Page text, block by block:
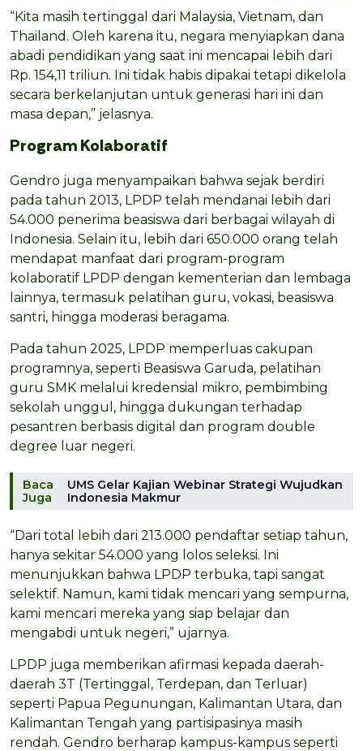
“Kita masih tertinggal dari Malaysia, Vietnam, dan
Thailand. Oleh karena itu, negara menyiapkan dana
abadi pendidikan yang saat ini mencapai lebih dari
Rp. 154,11 triliun. Ini tidak habis dipakai tetapi dikelola
secara berkelanjutan untuk generasi hari ini dan
masa depan,” jelasnya.
Program Kolaboratif
Gendro juga menyampaikan bahwa sejak berdiri
pada tahun 2013, LPDP telah mendanai lebih dari
54.000 penerima beasiswa dari berbagai wilayah di
Indonesia. Selain itu, lebih dari 650.000 orang telah
mendapat manfaat dari program-program
kolaboratif LPDP dengan kementerian dan lembaga
lainnya, termasuk pelatihan guru, vokasi, beasiswa
santri, hingga moderasi beragama.
Pada tahun 2025, LPDP memperluas cakupan
programnya, seperti Beasiswa Garuda, pelatihan
guru SMK melalui kredensial mikro, pembimbing
sekolah unggul, hingga dukungan terhadap
pesantren berbasis digital dan program double
degree luar negeri.
Baca
Juga
UMS Gelar Kajian Webinar Strategi Wujudkan
Indonesia Makmur
“Dari total lebih dari 213.000 pendaftar setiap tahun,
hanya sekitar 54.000 yang lolos seleksi. Ini
menunjukkan bahwa LPDP terbuka, tapi sangat
selektif. Namun, kami tidak mencari yang sempurna,
kami mencari mereka yang siap belajar dan
mengabdi untuk negeri,” ujarnya.
LPDP juga memberikan afirmasi kepada daerah-
daerah 3T (Tertinggal, Terdepan, dan Terluar)
seperti Papua Pegunungan, Kalimantan Utara, dan
Kalimantan Tengah yang partisipasinya masih
rendah. Gendro berharap kampus-kampus seperti